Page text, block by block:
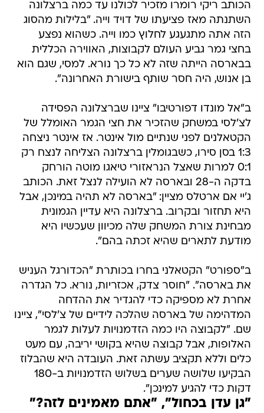
הכותב ריקי רומרו מזכיר לכולנו עד כמה ברצלונה
השתנתה מאז פציעתו של דויד וייה. "בלילות מהסוג
הזה אתה מתגעגע לחלוץ כמו וייה. כשהוא נפצע
בחצי גמר גביע העולם לקבוצות, האווירה הכללית
בבארסה הייתה שזה לא כל כך נורא. למסי, שגם הוא
בן אנוש, היה חסר שותף בישורת האחרונה".
ב"אל מונדו דפורטיבו" ציינו שברצלונה הפסידה
לצ'לסי במשחק שהזכיר את חצי הגמר האומלל של
הקטאלנים לפני שנתיים מול אינטר. אז אינטר ניצחה
1:3 בסן סירו, כשבגומלין ברצלונה הצליחה לנצח רק
0:1 למרות שאצל הנראזורי טיאגו מוטה הורחק
בדקה ה-28 ובארסה לא הועילה לנצל זאת. הכותב
ג'יי אם ארטלס מציין: "בארסה לא תהיה במינכן, אבל
היא תחזור ובקרוב. ברצלונה היא עדיין הגמונית
מבחינת צורת המשחק שלה מכיוון שעכשיו היא
מודעת לתארים שהיא זכתה בהם".
ב"ספורט" הקטאלני בחרו בכותרת "הכדורגל העניש
את בארסה". "חוסר צדק, אכזריות, נורא. כל הגדרה
אחרת לא מספיקה כדי להגדיר את ההדחה
המדהימה של בארסה שהלכה לידיים של צ'לסי", ציינו
שם. "לקבוצה היו כמה הזדמנויות לעלות לגמר
האלופות, אבל קבוצה שהיא בקושי יריבה, עם מעט
כלים וללא תקציב עשתה זאת. העובדה היא שהבלוז
הבקיעו שלושה שערים בשלוש הזדמנויות ב-180
דקות כדי להגיע למינכן".
"גן עדן בכחול", "אתם מאמינים לזה?"